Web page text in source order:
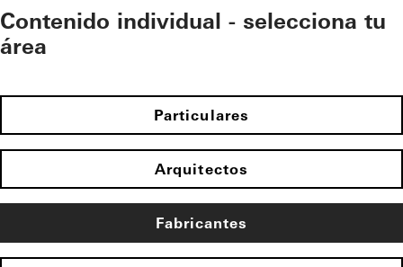
Contenido individual - selecciona tu
área
Particulares
Arquitectos
Fabricantes